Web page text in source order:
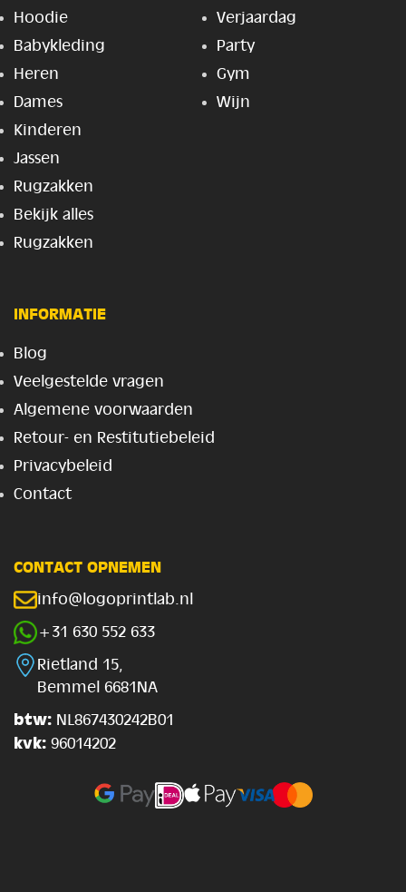
Hoodie
Babykleding
Heren
Dames
Kinderen
Jassen
Rugzakken
Bekijk alles
Rugzakken
Verjaardag
Party
Gym
Wijn
INFORMATIE
Blog
Veelgestelde vragen
Algemene voorwaarden
Retour- en Restitutiebeleid
Privacybeleid
Contact
CONTACT OPNEMEN
info@logoprintlab.nl
+31 630 552 633
Rietland 15,
Bemmel 6681NA
btw: NL867430242B01
kvk: 96014202